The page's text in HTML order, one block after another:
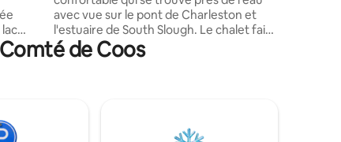
lit
avec vue sur le pont de Charleston et
l'estuaire de South Slough. Le chalet fait
490 pieds carrés, parfait pour les
célibataires ou un couple visitant la
Charleston. Le quartier est composé de
de Coos